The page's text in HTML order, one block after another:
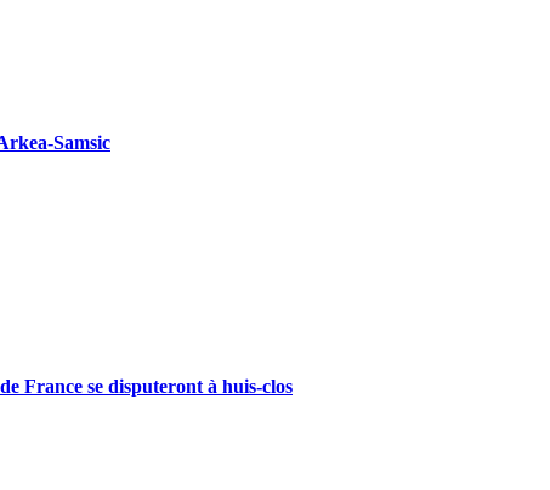
Samsic
France se disputeront à huis-clos